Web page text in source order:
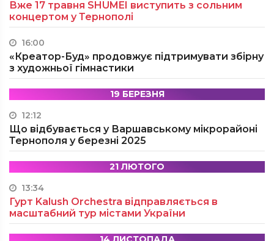
Вже 17 травня SHUMEI виступить з сольним
концертом у Тернополі
16:00
«Креатор-Буд» продовжує підтримувати збірну
з художньої гімнастики
19 БЕРЕЗНЯ
12:12
Що відбувається у Варшавському мікрорайоні
Тернополя у березні 2025
21 ЛЮТОГО
13:34
Гурт Kalush Orchestra відправляється в
масштабний тур містами України